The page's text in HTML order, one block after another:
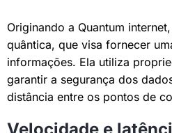
Originando a Quantum
quântica, que visa fornecer
informações. Ela utiliza
garantir a segurança dos
distância entre os pontos de